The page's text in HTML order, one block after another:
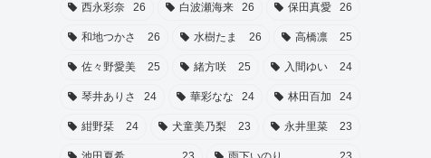
西永彩奈 26 白波瀬海来 26 保田真愛 26
和地つかさ 26 水樹たま 26 高橋凛 25
佐々野愛美 25 緒方咲 25 入間ゆい 24
琴井ありさ 24 華彩なな 24 林田百加 24
紺野栞 24 犬童美乃梨 23 永井里菜 23